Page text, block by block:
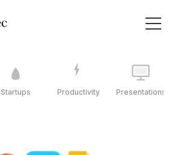
Startups Productivity Presentations